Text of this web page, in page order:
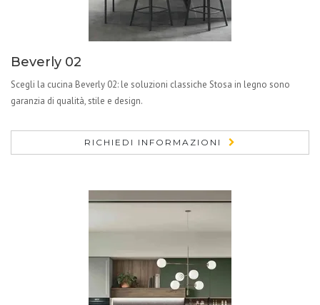
Beverly 02
Scegli la cucina Beverly 02: le soluzioni classiche Stosa in legno sono
garanzia di qualità, stile e design.
RICHIEDI INFORMAZIONI